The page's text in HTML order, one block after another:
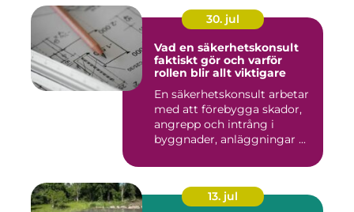
30. jul
Vad en säkerhetskonsult
faktiskt gör och varför
rollen blir allt viktigare
En säkerhetskonsult arbetar
med att förebygga skador,
angrepp och intrång i
byggnader, anläggningar ...
13. jul